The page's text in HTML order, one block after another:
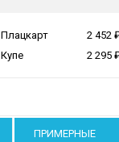
Плацкарт
2 452
Купе
2 295
ПРИМЕРНЫЕ